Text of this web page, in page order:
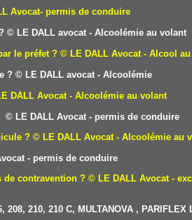
Avocat- permis de conduire
© LE DALL avocat - Alcoolémie au volant
le préfet ? © LE DALL Avocat - Alcool
? © LE DALL avocat - Alcoolémie
DALL Avocat - Alcoolémie au volant
© LE DALL Avocat - permis de conduire
? © LE DALL Avocat - Alcoolémie au
- permis de conduire
contravention ? © LE DALL Avocat -
210, 210 C, MULTANOVA , PARIFLEX